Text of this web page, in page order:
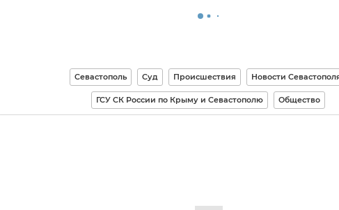
Севастополь Суд Происшествия Новости
ГСУ СК России по Крыму и Севастополю Общество